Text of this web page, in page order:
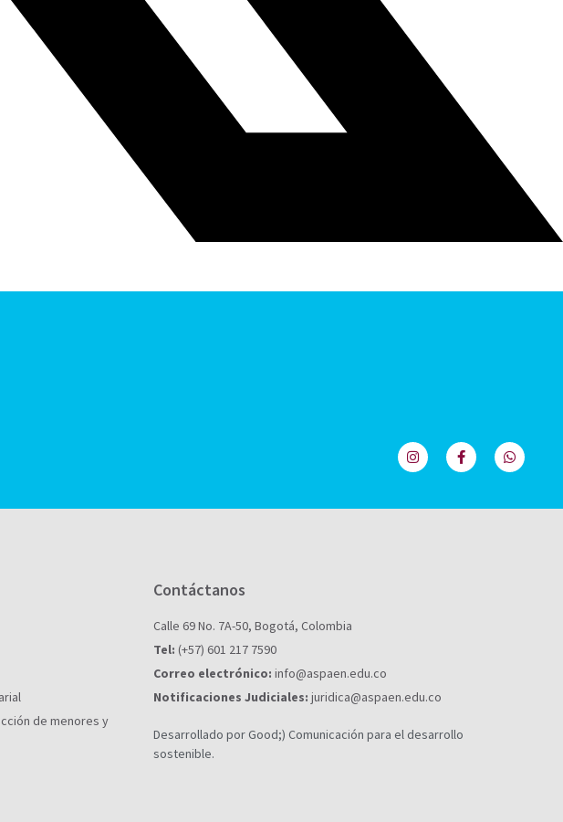
de menores y
Contáctanos
Calle 69 No. 7A-50, Bogotá, Colombia
Tel: (+57) 601 217 7590
Correo electrónico: info@aspaen.edu.co
Notificaciones Judiciales: juridica@aspaen.edu.co
Desarrollado por Good;) Comunicación para el desarrollo
sostenible.